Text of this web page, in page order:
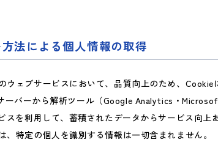
法による個人情報の取得
ェブサービスにおいて、品質向上のため、Cookie
ーバーから解析ツール（Google Analytics・
を利用して、蓄積されたデータからサービス向上
特定の個人を識別する情報は一切含まれません。